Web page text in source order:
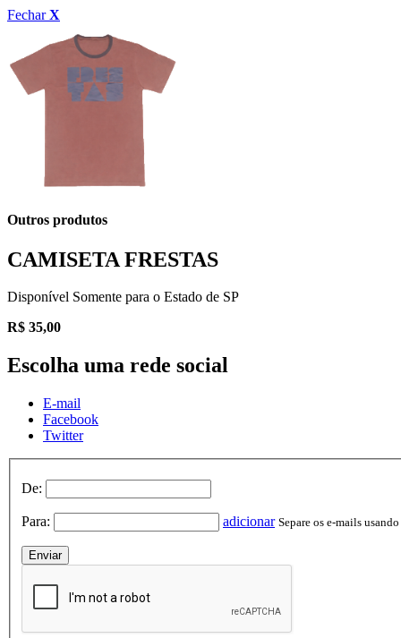
FecharX
Outros produtos
CAMISETA FRESTAS
Disponível Somente para o Estado de SP
R$ 35,00
Escolha uma rede social
E-mail
Facebook
Twitter
De:
Para: adicionar Separe os e-mails